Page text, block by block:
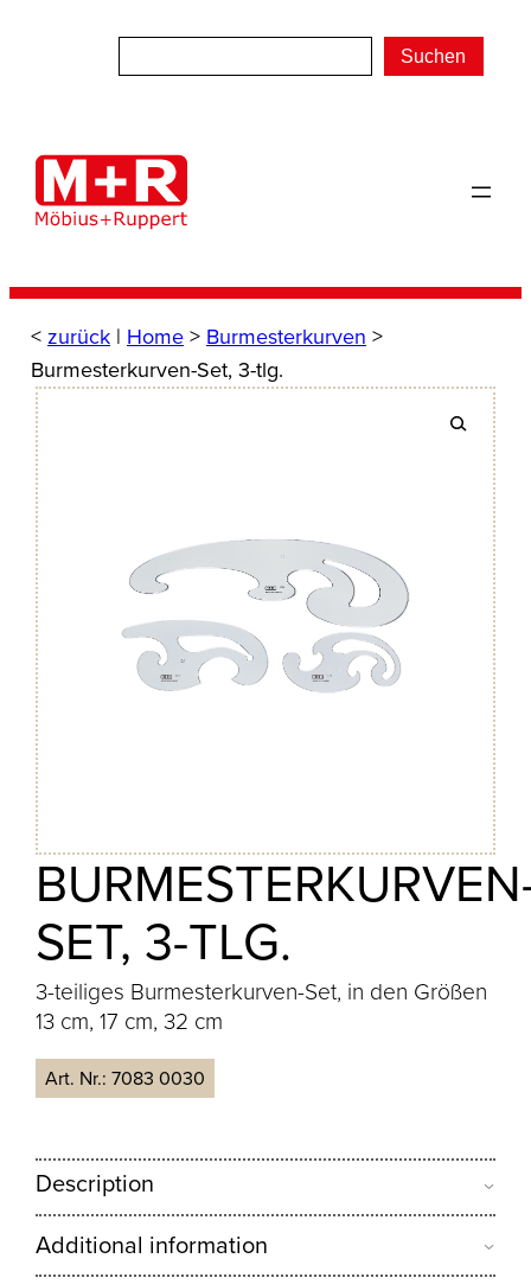
Suchen
< zurück | Home> Burmesterkurven >
Burmesterkurven-Set, 3-tlg.
SET, 3-TLG.
3-teiliges Burmesterkurven-Set, in den Größen
13 cm, 17 cm, 32 cm
Art. Nr.:7083 0030
Description
Additional information